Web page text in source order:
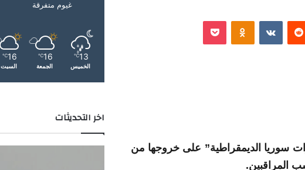
‏VKontakte
سوريا الديمقراطية” على خروجها من
غيوم متفرقة
13
℃
الخميس
16
℃
الجمعة
16
℃
السبت
اخر التحديثات